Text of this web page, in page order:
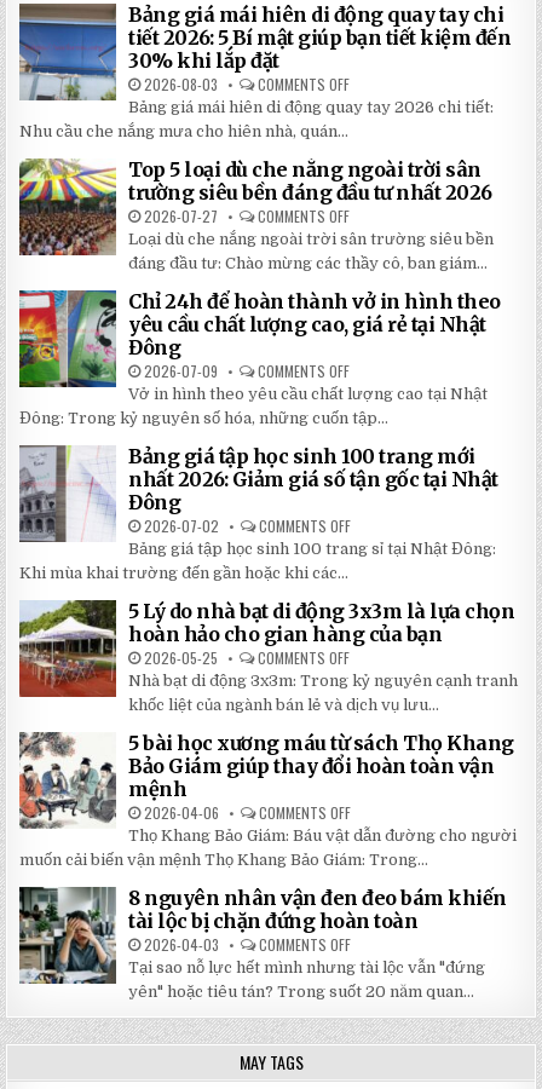
Bảng giá mái hiên di động quay tay chi
tiết 2026: 5 Bí mật giúp bạn tiết kiệm đến
30% khi lắp đặt
2026-08-03 COMMENTS OFF
BẢNG
GIÁ
ĐỘNG
QUAY
TAY
TIẾT
2026:
5
BÍ
MẬT
GIÚP
BẠN
TIẾT
KHI
LẮP
ĐẶT
Bảng giá mái hiên di động quay tay 2026 chi tiết:
Nhu cầu che nắng mưa cho hiên nhà, quán...
Top 5 loại dù che nắng ngoài trời sân
trường siêu bền đáng đầu tư nhất 2026
2026-07-27 COMMENTS OFF
TOP
5
LOẠI
DÙ
CHE
NẮNG
NGOÀI
TRỜI
BỀN
ĐÁNG
ĐẦU
NHẤT
2026
Loại dù che nắng ngoài trời sân trường siêu bền
đáng đầu tư: Chào mừng các thầy cô, ban giám...
Chỉ 24h để hoàn thành vở in hình theo
yêu cầu chất lượng cao, giá rẻ tại Nhật
Đông
2026-07-09 COMMENTS OFF
CHỈ
24H
ĐỂ
HOÀN
VỞ
IN
HÌNH
YÊU
CHẤT
LƯỢNG
RẺ
TẠI
NHẬT
ĐÔNG
Vở in hình theo yêu cầu chất lượng cao tại Nhật
Đông: Trong kỷ nguyên số hóa, những cuốn tập...
Bảng giá tập học sinh 100 trang mới
nhất 2026: Giảm giá số tận gốc tại Nhật
Đông
2026-07-02 COMMENTS OFF
BẢNG
GIÁ
100
TRANG
MỚI
2026:
GIẢM
GIÁ
SỐ
TẬN
GỐC
TẠI
NHẬT
Bảng giá tập học sinh 100 trang sỉ tại Nhật Đông:
Khi mùa khai trường đến gần hoặc khi các...
5 Lý do nhà bạt di động 3x3m là lựa chọn
hoàn hảo cho gian hàng của bạn
2026-05-25 COMMENTS OFF
5
LÝ
DO
NHÀ
BẠT
DI
ĐỘNG
3X3M
LỰA
HOÀN
HẢO
CHO
HÀNG
CỦA
BẠN
Nhà bạt di động 3x3m: Trong kỷ nguyên cạnh tranh
khốc liệt của ngành bán lẻ và dịch vụ lưu...
5 bài học xương máu từ sách Thọ Khang
Bảo Giám giúp thay đổi hoàn toàn vận
mệnh
2026-04-06 COMMENTS OFF
5
BÀI
HỌC
XƯƠNG
MÁU
TỪ
SÁCH
THỌ
BẢO
GIÁM
GIÚP
THAY
ĐỔI
HOÀN
TOÀN
Thọ Khang Bảo Giám: Báu vật dẫn đường cho người
muốn cải biến vận mệnh Thọ Khang Bảo Giám: Trong...
8 nguyên nhân vận đen đeo bám khiến
tài lộc bị chặn đứng hoàn toàn
2026-04-03 COMMENTS OFF
NGUYÊN
NHÂN
VẬN
ĐEN
ĐEO
BÁM
Tại sao nỗ lực hết mình nhưng tài lộc vẫn "đứng
yên" hoặc tiêu tán? Trong suốt 20 năm quan...
MAY TAGS